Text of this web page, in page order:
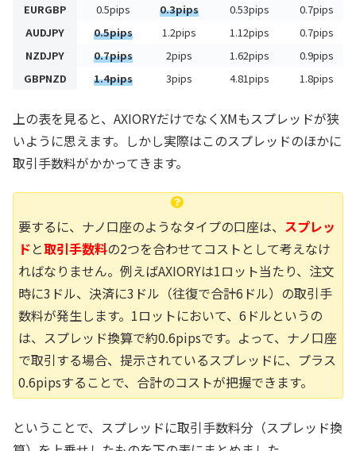
EURGBP
0.5pips 0.3pips 0.53pips
0.7pips
AUDJPY
0.5pips 1.2pips 1.12pips
0.7pips
NZDJPY
0.7pips 2pips 1.62pips
0.9pips
GBPNZD
1.4pips 3pips 4.81pips 1.8pips
上の表を見ると、AXIORYだけでなくXMもスプレッドが狭
いように思えます。しかし実際はこのスプレッドのほかに
取引手数料がかかってきます。
要するに、ナノ口座のようなタイプの口座は、 スプレッ
ドと取引手数料の2つを合わせてコストとして考えなけ
ればなりません。例えばAXIORYは1ロット当たり、注文
時に3ドル、決済に3ドル（往復で合計6ドル）の取引手
数料が発生します。1ロットにおいて、6ドルというの
は、スプレッド換算で約0.6pipsです。よって、ナノ口座
で取引する場合、提示されているスプレッドに、プラス
0.6pipsすることで、合計のコストが把握できます。
ということで、スプレッドに取引手数料分（スプレッド換